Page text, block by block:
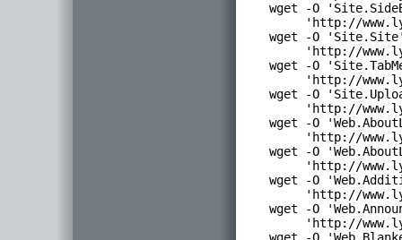
wget -O
'http://
wget -O
'http://
wget -O
'http://
wget -O
'http://
wget -O
'http://
wget -O
'http://
wget -O
'http://
wget -O
'http://